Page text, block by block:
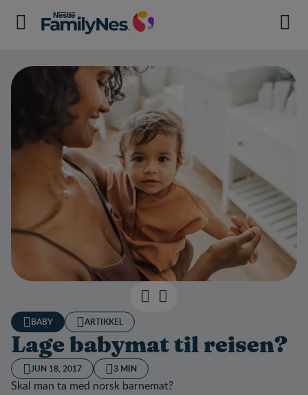
BABY ARTIKKEL
Lage babymat til reisen?
JUN 18, 2017 3 MIN
Skal man ta med norsk barnemat?